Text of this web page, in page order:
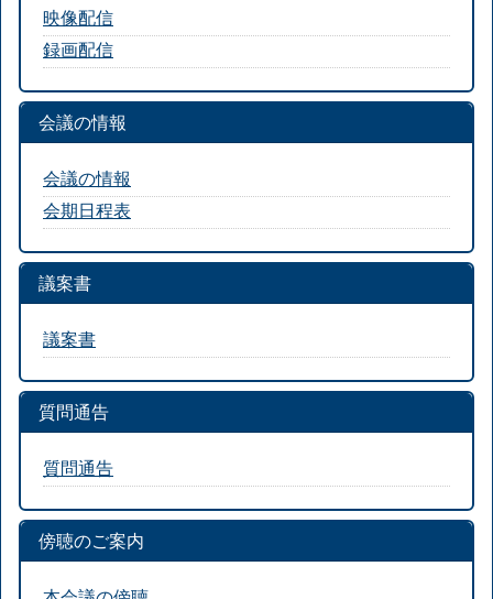
映像配信
録画配信
会議の情報
会議の情報
会期日程表
議案書
議案書
質問通告
質問通告
傍聴のご案内